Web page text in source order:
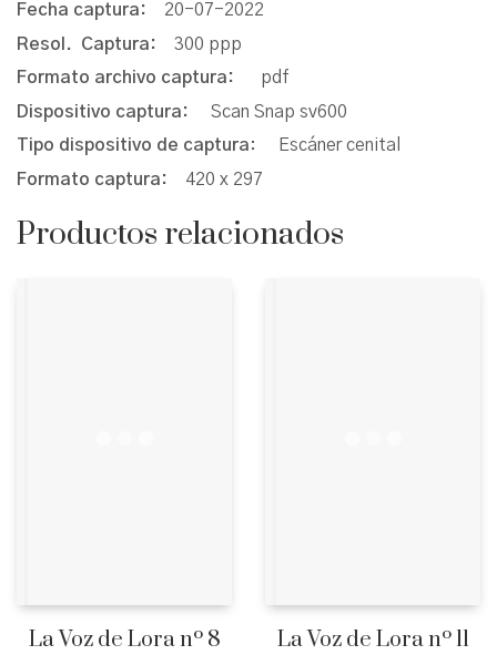
Fecha captura: 20-07-2022
Resol. Captura: 300 ppp
Formato archivo captura: pdf
Dispositivo captura: Scan Snap sv600
Tipo dispositivo de captura: Escáner cenital
Formato captura: 420 x 297
Productos relacionados
La Voz de Lora nº 8 La Voz de Lora nº 11